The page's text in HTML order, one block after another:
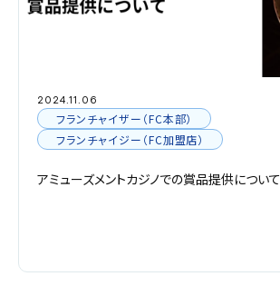
2024.11.06
フランチャイザー（FC本部）
フランチャイジー（FC加盟店）
アミューズメントカジノでの賞品提供について